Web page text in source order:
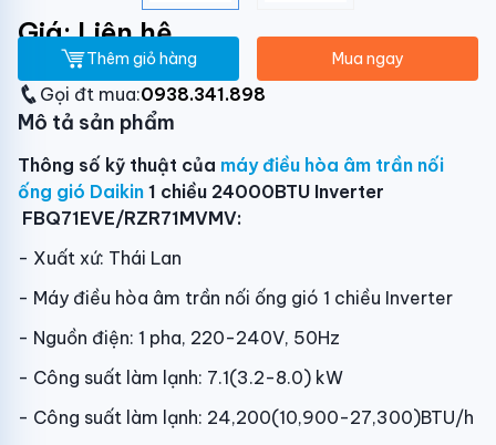
Giá: Liên hệ
Thêm giỏ hàng Mua ngay
Gọi đt mua:0938.341.898
Mô tả sản phẩm
Thông số kỹ thuật của máy điều hòa âm trần nối
ống gió Daikin 1 chiều 24000BTU Inverter
FBQ71EVE/RZR71MVMV:
- Xuất xứ: Thái Lan
- Máy điều hòa âm trần nối ống gió 1 chiều Inverter
- Nguồn điện: 1 pha, 220-240V, 50Hz
- Công suất làm lạnh: 7.1(3.2-8.0) kW
- Công suất làm lạnh: 24,200(10,900-27,300)BTU/h